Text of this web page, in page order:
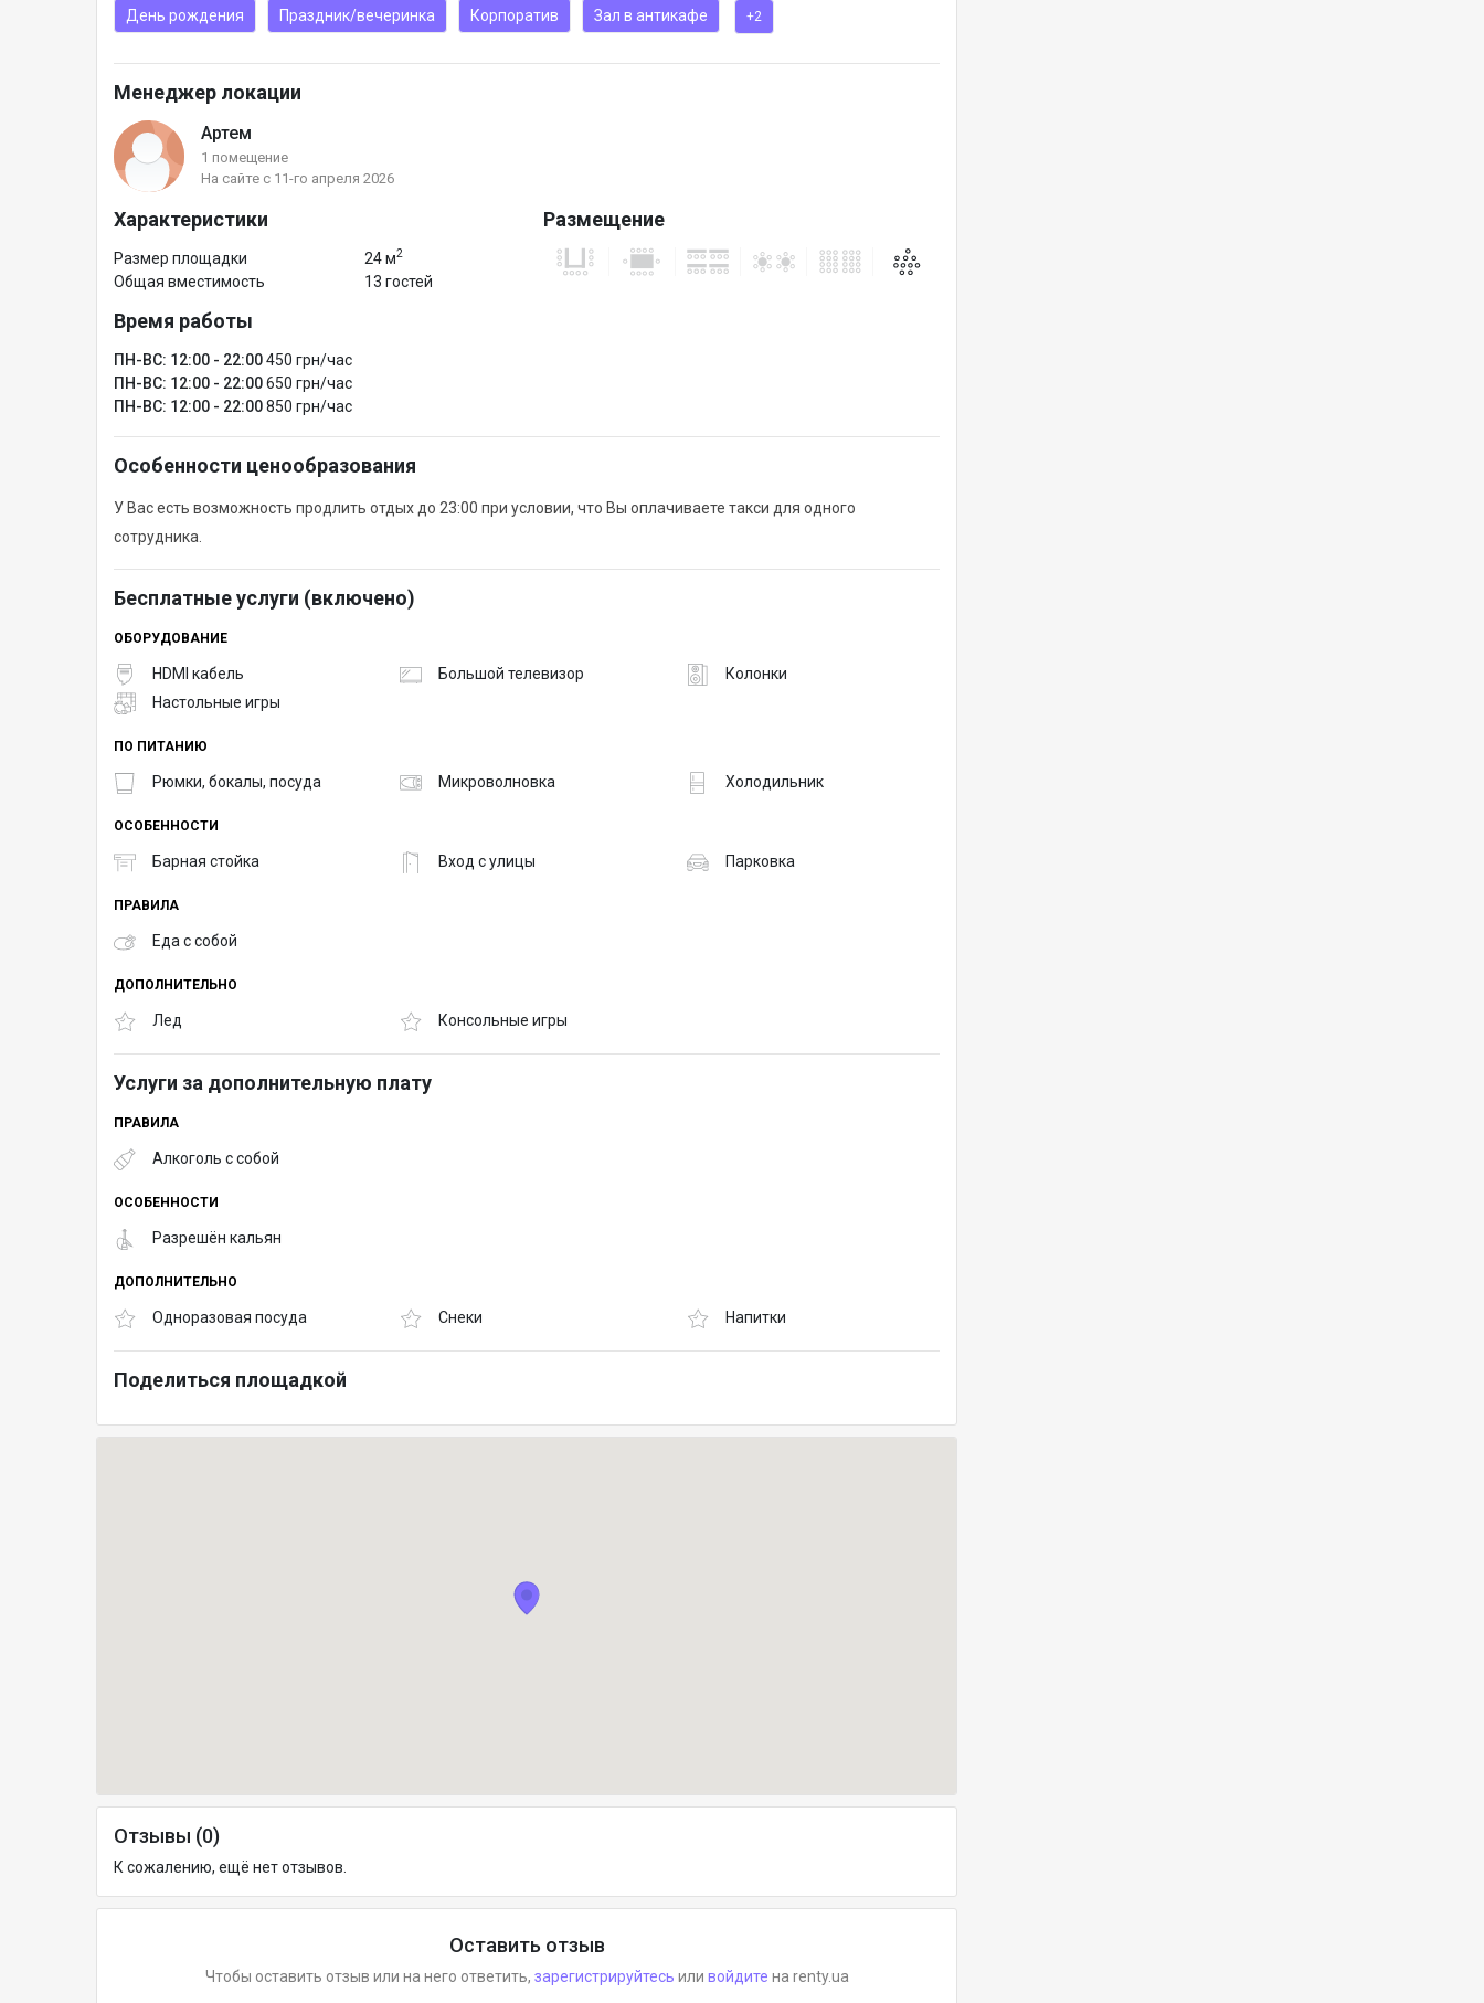
Также с понедельника по пятницу действует скидка 10% на дни рождения.
Скидки не суммируются.
День рождения Праздник/вечеринка Корпоратив Зал в антикафе +2
Менеджер локации
Артем
1 помещение
На сайте с 11-го апреля 2026
Характеристики
Размер площадки 24 м2
Общая вместимость 13 гостей
Размещение
Время работы
ПН-ВС: 12:00 - 22:00450 грн/час
ПН-ВС: 12:00 - 22:00650 грн/час
ПН-ВС: 12:00 - 22:00850 грн/час
Особенности ценообразования
У Вас есть возможность продлить отдых до 23:00 при условии, что Вы оплачиваете такси для одного
сотрудника.
Бесплатные услуги (включено)
ОБОРУДОВАНИЕ
HDMI кабель Большой телевизор
Колонки
Настольные игры
ПО ПИТАНИЮ
Рюмки, бокалы, посуда Микроволновка Холодильник
ОСОБЕННОСТИ
Барная стойка Вход с улицы Парковка
ПРАВИЛА
Еда с собой
ДОПОЛНИТЕЛЬНО
Лед Консольные игры
Услуги за дополнительную плату
ПРАВИЛА
Алкоголь с собой
ОСОБЕННОСТИ
Разрешён кальян
ДОПОЛНИТЕЛЬНО
Одноразовая посуда Снеки Напитки
Поделиться площадкой
Отзывы (0)
К сожалению, ещё нет отзывов.
Оставить отзыв
Чтобы оставить отзыв или на него ответить, зарегистрируйтесь или войдите на renty.ua